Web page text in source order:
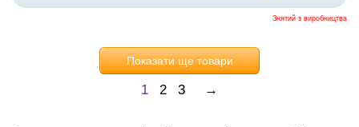
Знятий з виробництва
Показати ще товари
1 2 3 →